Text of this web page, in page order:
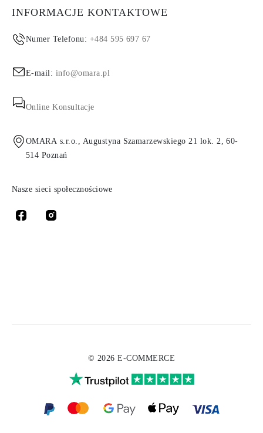
INFORMACJE KONTAKTOWE
Numer Telefonu: +484 595 697 67
E-mail: info@omara.pl
Online Konsultacje
OMARA s.r.o., Augustyna Szamarzewskiego 21 lok. 2, 60-
514 Poznań
Nasze sieci społecznościowe
© 2026 E-COMMERCE